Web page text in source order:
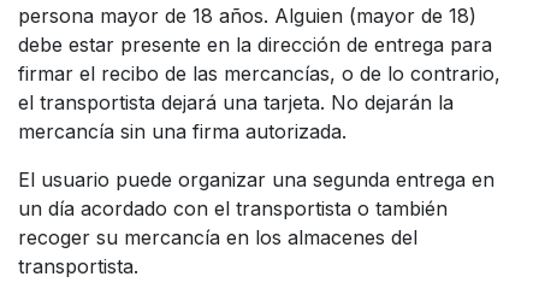
persona mayor de 18 años. Alguien (mayor de 18)
debe estar presente en la dirección de entrega para
firmar el recibo de las mercancías, o de lo contrario,
el transportista dejará una tarjeta. No dejarán la
mercancía sin una firma autorizada.
El usuario puede organizar una segunda entrega en
un día acordado con el transportista o también
recoger su mercancía en los almacenes del
transportista.